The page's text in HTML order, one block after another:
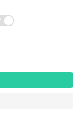
6390
Emirates